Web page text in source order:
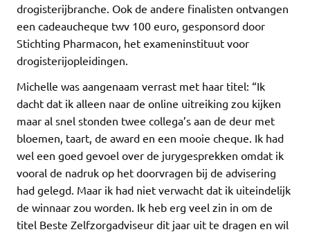
drogisterijbranche. Ook de andere finalisten ontvangen
een cadeaucheque twv 100 euro, gesponsord door
Stichting Pharmacon, het exameninstituut voor
drogisterijopleidingen.
Michelle was aangenaam verrast met haar titel: “Ik
dacht dat ik alleen naar de online uitreiking zou kijken
maar al snel stonden twee collega’s aan de deur met
bloemen, taart, de award en een mooie cheque. Ik had
wel een goed gevoel over de jurygesprekken omdat ik
vooral de nadruk op het doorvragen bij de advisering
had gelegd. Maar ik had niet verwacht dat ik uiteindelijk
de winnaar zou worden. Ik heb erg veel zin in om de
titel Beste Zelfzorgadviseur dit jaar uit te dragen en wil